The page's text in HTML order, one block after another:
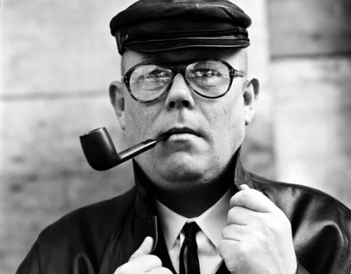
Maxim Osipov
De wereld is niet stuk te krijgen
€ 15,00